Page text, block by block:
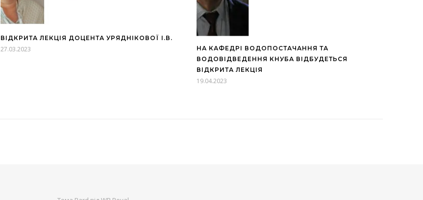
ВІДКРИТА ЛЕКЦІЯ ДОЦЕНТА УРЯДНІКОВОЇ І.В.
27.03.2023
НА КАФЕДРІ ВОДОПОСТАЧАННЯ ТА
ВОДОВІДВЕДЕННЯ КНУБА ВІДБУДЕТЬСЯ
ВІДКРИТА ЛЕКЦІЯ
19.04.2023